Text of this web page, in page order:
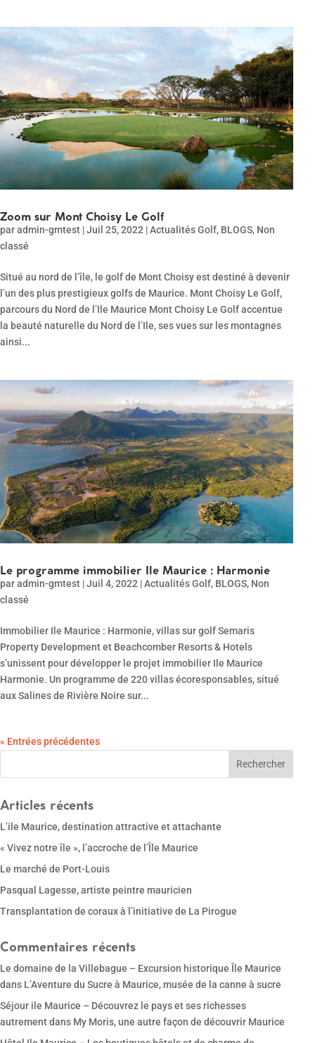
Zoom sur Mont Choisy Le Golf
paradmin-gmtest |Juil 25, 2022 |Actualités Golf, BLOGS, Non
classé
Situé au nord de l’île, le golf de Mont Choisy est destiné à devenir
l’un des plus prestigieux golfs de Maurice. Mont Choisy Le Golf,
parcours du Nord de l’Ile Maurice Mont Choisy Le Golf accentue
la beauté naturelle du Nord de l’Ile, ses vues sur les montagnes
ainsi...
Le programme immobilier Ile Maurice : Harmonie
paradmin-gmtest |Juil 4, 2022 |Actualités Golf, BLOGS, Non
classé
Immobilier Ile Maurice : Harmonie, villas sur golf Semaris
Property Development et Beachcomber Resorts & Hotels
s’unissent pour développer le projet immobilier Ile Maurice
Harmonie. Un programme de 220 villas écoresponsables, situé
aux Salines de Rivière Noire sur...
« Entrées précédentes
Articles récents
L’ile Maurice, destination attractive et attachante
« Vivez notre île », l’accroche de l’Île Maurice
Le marché de Port-Louis
Pasqual Lagesse, artiste peintre mauricien
Transplantation de coraux à l’initiative de La Pirogue
Commentaires récents
Le domaine de la Villebague – Excursion historique Île Maurice
dans L’Aventure du Sucre à Maurice, musée de la canne à sucre
Séjour ile Maurice – Découvrez le pays et ses richesses
autrementdans My Moris, une autre façon de découvrir Maurice